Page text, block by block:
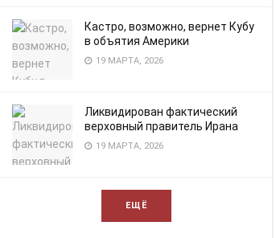
Кастро, возможно, вернет Кубу
в объятия Америки
19 МАРТА, 2026
Ликвидирован фактический
верховный правитель Ирана
19 МАРТА, 2026
ЕЩЁ